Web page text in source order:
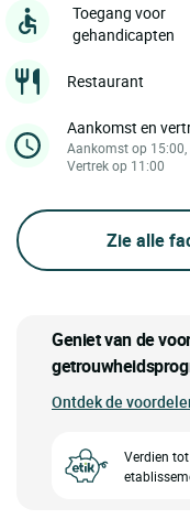
Toegang voor
gehandicapten
Restaurant
Aankomst en
Aankomst op 15:00,
Vertrek op 11:00
Zie alle
Geniet van de
Ontdek de
Verdien tot